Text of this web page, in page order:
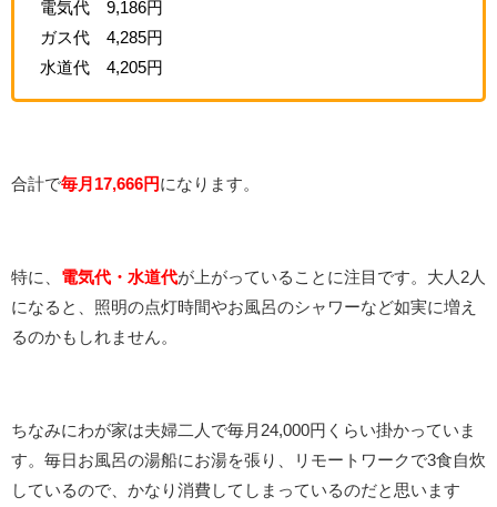
電気代 9,186円
ガス代 4,285円
水道代 4,205円
合計で毎月17,666円 になります。
特に、 電気代・水道代が上がっていることに注目です。大人2人
になると、照明の点灯時間やお風呂のシャワーなど如実に増え
るのかもしれません。
ちなみにわが家は夫婦二人で毎月24,000円くらい掛かっていま
す。毎日お風呂の湯船にお湯を張り、リモートワークで3食自炊
しているので、かなり消費してしまっているのだと思います